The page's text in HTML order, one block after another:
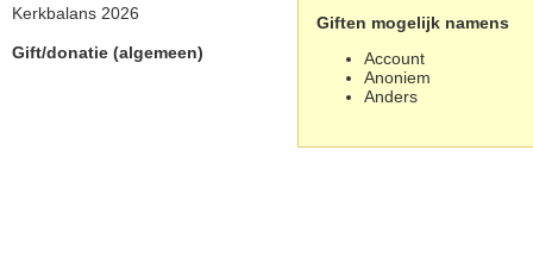
Giften mogelijk namens
Account
Anoniem
Anders
Kerkbalans 2026
Gift/donatie (algemeen)